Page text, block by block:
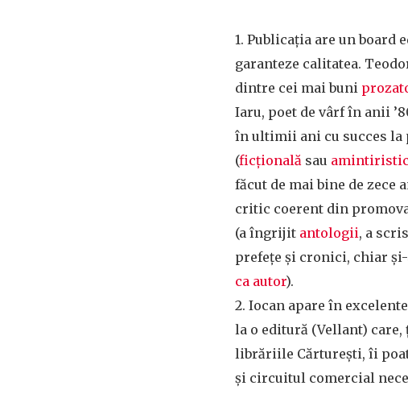
1. Publicația are un board
garanteze calitatea.
dintre cei mai buni
Iaru, poet de vârf în anii
în ultimii ani cu succes la
(ficțională sau
făcut de mai bine de zece
critic coerent din
(a îngrijit antologii, a
prefețe și cronici, chiar
ca autor).
2. Iocan apare în
la o editură (Vellant) care,
librăriile Cărturești, îi
și circuitul comercial